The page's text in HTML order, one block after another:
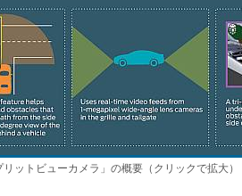
リットビューカメラ」の概要（クリックで拡大